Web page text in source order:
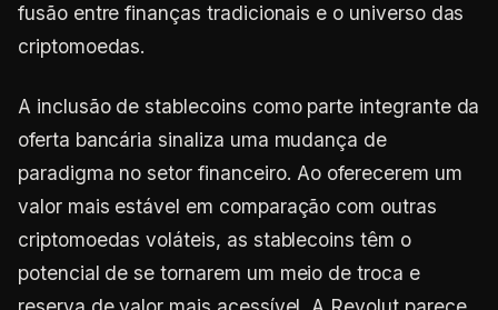
fusão entre finanças tradicionais e o universo das
criptomoedas.
A inclusão de stablecoins como parte integrante da
oferta bancária sinaliza uma mudança de
paradigma no setor financeiro. Ao oferecerem um
valor mais estável em comparação com outras
criptomoedas voláteis, as stablecoins têm o
potencial de se tornarem um meio de troca e